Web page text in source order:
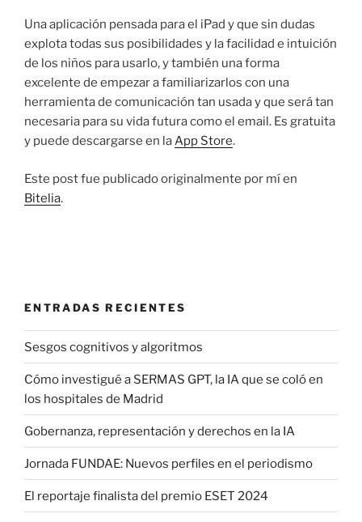
Una aplicación pensada para el iPad y que sin dudas
explota todas sus posibilidades y la facilidad e intuición
de los niños para usarlo, y también una forma
excelente de empezar a familiarizarlos con una
herramienta de comunicación tan usada y que será tan
necesaria para su vida futura como el email. Es gratuita
y puede descargarse en laApp Store.
Este post fue publicado originalmente por mí en
Bitelia.
ENTRADAS RECIENTES
Sesgos cognitivos y algoritmos
Cómo investigué a SERMAS GPT, la IA que se coló en
los hospitales de Madrid
Gobernanza, representación y derechos en la IA
Jornada FUNDAE: Nuevos perfiles en el periodismo
El reportaje finalista del premio ESET 2024